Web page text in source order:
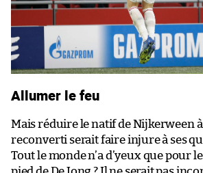
Allumer le feu
Mais réduire le natif de Nijkerween
reconverti serait faire injure à ses
Tout le monde n’a d’yeux que pour